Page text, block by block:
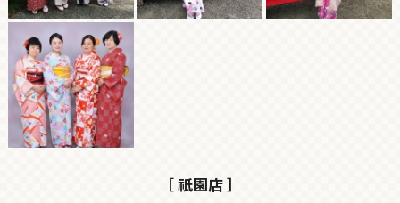
［ 祇園店 ］